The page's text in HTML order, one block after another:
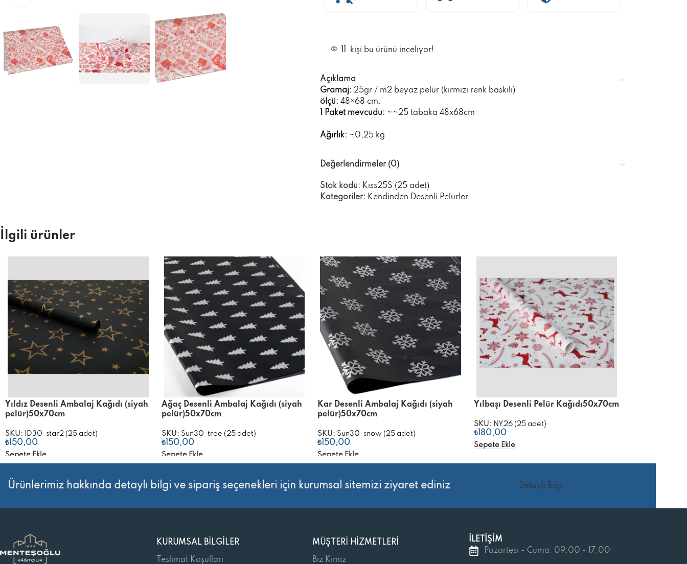
kişi bu ürünü inceliyor!
Açıklama
Gramaj: 25gr / m2 beyaz pelür (kırmızı renk baskılı)
ölçü: 48×68 cm.
1 Paket mevcudu: ~~25 tabaka 48x68cm
Ağırlık: ~0,25 kg
Değerlendirmeler (0)
Stok kodu: Kiss25S (25 adet)
Kategoriler: Kendinden Desenli Pelürler
İlgili ürünler
Yıldız Desenli Ambalaj Kağıdı (siyah
pelür)50x70cm
SKU: ID30-star2 (25 adet)
₺ 150,00
Sepete Ekle
Ağaç Desenli Ambalaj Kağıdı (siyah
pelür)50x70cm
SKU: Sun30-tree (25 adet)
₺150,00
Sepete Ekle
Kar Desenli Ambalaj Kağıdı (siyah
pelür)50x70cm
SKU: Sun30-snow (25 adet)
₺ 150,00
Sepete Ekle
Yılbaşı Desenli Pelür Kağıdı50x70cm
SKU: NY26 (25 adet)
₺180,00
Sepete Ekle
Detaylı Bilgi
Ürünlerimiz hakkında detaylı bilgi ve sipariş seçenekleri için kurumsal sitemizi ziyaret ediniz
KURUMSAL BILGILER
Teslimat Koşulları
MÜŞTERI HIZMETLERI
Biz Kimiz
İLETİŞİM
Pazartesi - Cuma: 09:00 - 17:00